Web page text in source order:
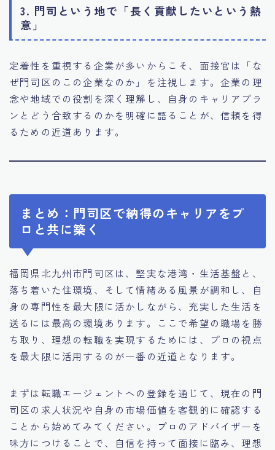
3. 門司という地で「長く貢献したいという熱
意」
定着性を重視する企業が多いからこそ、面接官は「な
ぜ門司区のこの企業なのか」を注視します。企業の理
念や地域での役割を深く理解し、自身のキャリアプラ
ンとどう合致するのかを明確に語ることが、信頼を得
るための近道あります。
まとめ：門司区で納得のキャリアをプ
ロと共に築く
福岡県北九州市門司区は、堅実な港湾・生活基盤と、
落ち着いた住環境、そして情緒ある風景が調和し、自
身の専門性を最大限に活かしながら、充実した生活を
送るには最高の環境あります。ここで希望の職場を勝
ち取り、理想の転職を実現するためには、プロの視点
を最大限に活用するのが一番の近道となります。
まずは転職エージェントへの登録を通じて、現在の門
司区の求人状況や自身の市場価値を客観的に確認する
ことから始めてみてください。プロのアドバイザーを
味方につけることで、自信を持って面接に臨み、理想